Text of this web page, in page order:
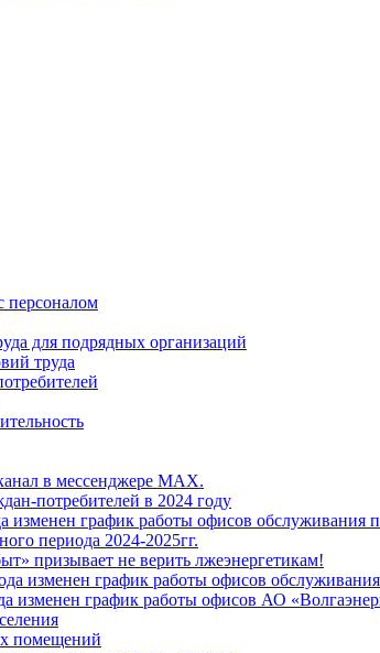
для подрядных организаций
труда
в мессенджере MAX.
потребителей в 2024 году
изменен график работы офисов обслуживания
периода 2024-2025гг.
призывает не верить лжеэнергетикам!
изменен график работы офисов
изменен график работы офисов АО
помещений